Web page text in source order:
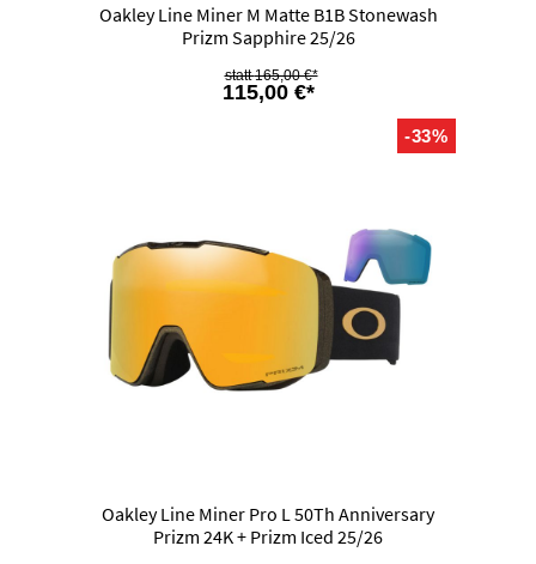
Oakley Line Miner M Matte B1B Stonewash
Prizm Sapphire 25/26
115,00 €*
165,00 €*
-33%
Oakley Line Miner Pro L 50Th Anniversary
Prizm 24K + Prizm Iced 25/26